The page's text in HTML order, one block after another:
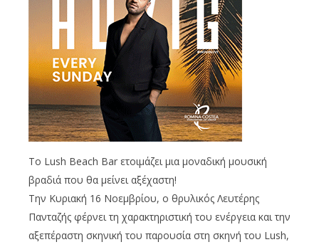
Το Lush Beach Bar ετοιμάζει μια μοναδική μουσική
βραδιά που θα μείνει αξέχαστη!
Την Κυριακή 16 Νοεμβρίου, ο θρυλικός Λευτέρης
Πανταζής φέρνει τη χαρακτηριστική του ενέργεια και την
αξεπέραστη σκηνική του παρουσία στη σκηνή του Lush,